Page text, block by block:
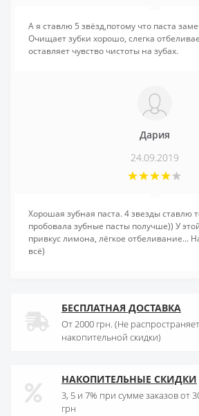
А я ставлю 5 звёзд,потому что паста
Очищает зубки хорошо, слегка
оставляет чувство чистоты на зубах.
Дария
24.09.2019
Хорошая зубная паста. 4 звезды ставлю
пробовала зубные пасты получше)) У
привкус лимона, лёгкое отбеливание...
всё)
БЕСПЛАТНАЯ ДОСТАВКА
От 2000 грн. (Не
накопительной скидки)
НАКОПИТЕЛЬНЫЕ СКИДКИ
3, 5 и 7% при сумме заказов от
грн